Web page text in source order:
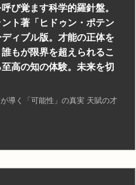
び覚ます科学的羅針盤。
ト著「ヒドゥン・ポテン
ィブル版。才能の正体を
もが限界を超えられるこ
高の知の体験。未来を切
導く「可能性」の真実 天賦の才